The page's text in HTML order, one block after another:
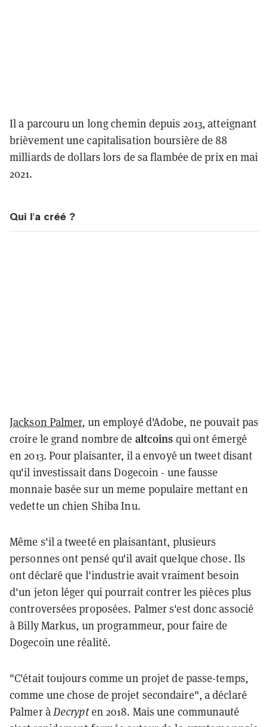
Il a parcouru un long chemin depuis 2013, atteignant
brièvement une capitalisation boursière de 88
milliards de dollars lors de sa flambée de prix en mai
2021.
Qui l'a créé ?
Jackson Palmer, un employé d'Adobe, ne pouvait pas
croire le grand nombre de altcoins qui ont émergé
en 2013. Pour plaisanter, il a envoyé un tweet disant
qu'il investissait dans Dogecoin - une fausse
monnaie basée sur un meme populaire mettant en
vedette un chien Shiba Inu.
Même s'il a tweeté en plaisantant, plusieurs
personnes ont pensé qu'il avait quelque chose. Ils
ont déclaré que l'industrie avait vraiment besoin
d'un jeton léger qui pourrait contrer les pièces plus
controversées proposées. Palmer s'est donc associé
à Billy Markus, un programmeur, pour faire de
Dogecoin une réalité.
"C'était toujours comme un projet de passe-temps,
comme une chose de projet secondaire", a déclaré
Palmer àDecrypten 2018. Mais une communauté